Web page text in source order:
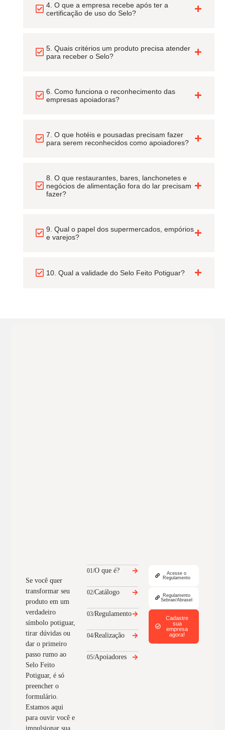
4. O que a empresa recebe após ter a
certificação de uso do Selo?
5. Quais critérios um produto precisa atender
para receber o Selo?
6. Como funciona o reconhecimento das
empresas apoiadoras?
7. O que hotéis e pousadas precisam fazer
para serem reconhecidos como apoiadores?
8. O que restaurantes, bares, lanchonetes e
negócios de alimentação fora do lar precisam
fazer?
9. Qual o papel dos supermercados, empórios
e varejos?
10. Qual a validade do Selo Feito Potiguar?
Se você quer
transformar seu
produto em um
verdadeiro
símbolo potiguar,
tirar dúvidas ou
dar o primeiro
passo rumo ao
Selo Feito
Potiguar, é só
preencher o
formulário.
Estamos aqui
para ouvir você e
impulsionar sua
01/O que é?
02/Catálogo
03/Regulamento
04/Realização
05/Apoiadores
Acesse o
Regulamento
Regulamento
Sebrae/Abrasel
Cadastre
sua
empresa
agora!